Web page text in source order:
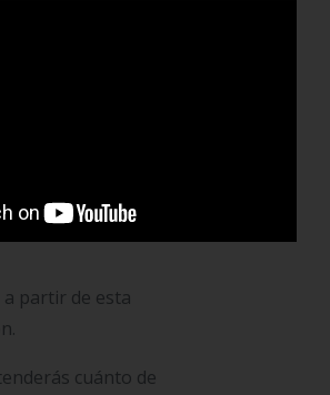
agrupes los
que estás
te va el
recortar y
establecer
cada necesidad que
a partir de esta
cuánto de